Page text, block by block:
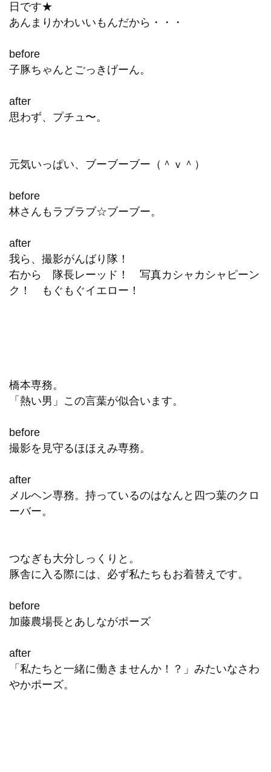
日です★
あんまりかわいいもんだから・・・
before
子豚ちゃんとごっきげーん。
after
思わず、プチュ〜。
元気いっぱい、ブーブーブー（＾ｖ＾）
before
林さんもラブラブ☆ブーブー。
after
我ら、撮影がんばり隊！
右から 隊長レーッド！ 写真カシャカシャピーン
ク！ もぐもぐイエロー！
橋本専務。
「熱い男」この言葉が似合います。
before
撮影を見守るほほえみ専務。
after
メルヘン専務。持っているのはなんと四つ葉のクロ
ーバー。
つなぎも大分しっくりと。
豚舎に入る際には、必ず私たちもお着替えです。
before
加藤農場長とあしながポーズ
after
「私たちと一緒に働きませんか！？」みたいなさわ
やかポーズ。